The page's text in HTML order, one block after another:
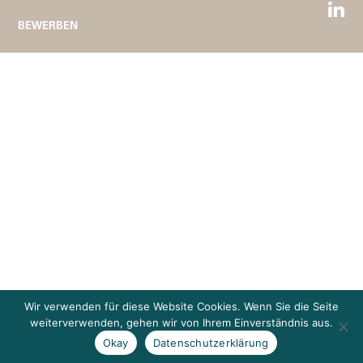
BEWERBEN
Wir verwenden für diese Website Cookies. Wenn Sie die Seite
weiterverwenden, gehen wir von Ihrem Einverständnis aus.
Okay
Datenschutzerklärung